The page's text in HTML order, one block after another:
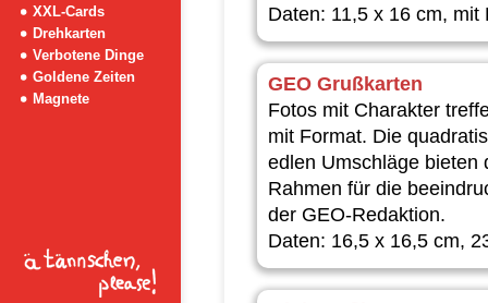
XXL-Cards
Drehkarten
Verbotene Dinge
Goldene Zeiten
Magnete
Daten: 11,5 x 16 cm,
GEO Grußkarten
Fotos mit Charakter
mit Format. Die
edlen Umschläge bieten
Rahmen für die
der GEO-Redaktion.
Daten: 16,5 x 16,5 cm,